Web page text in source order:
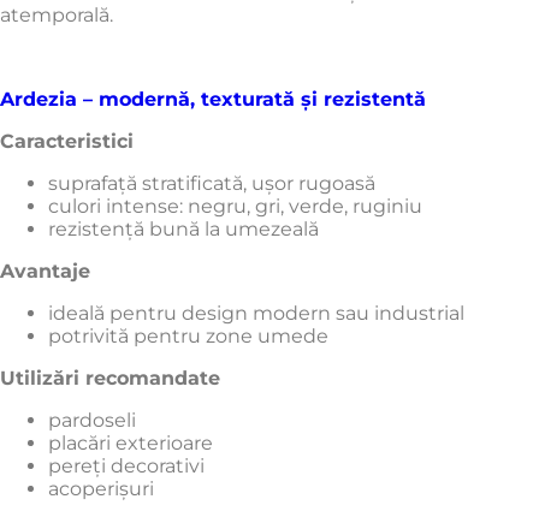
atemporală.
Ardezia – modernă, texturată și rezistentă
Caracteristici
suprafață stratificată, ușor rugoasă
culori intense: negru, gri, verde, ruginiu
rezistență bună la umezeală
Avantaje
ideală pentru design modern sau industrial
potrivită pentru zone umede
Utilizări recomandate
pardoseli
placări exterioare
pereți decorativi
acoperișuri